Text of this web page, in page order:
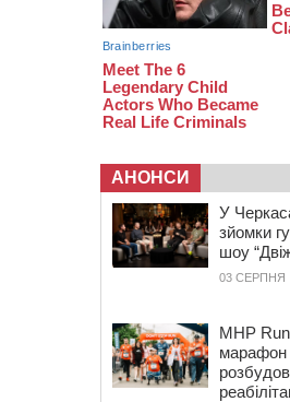
АНОНСИ
У
зйомки
шоу
03 СЕРПНЯ
MHP
марафон